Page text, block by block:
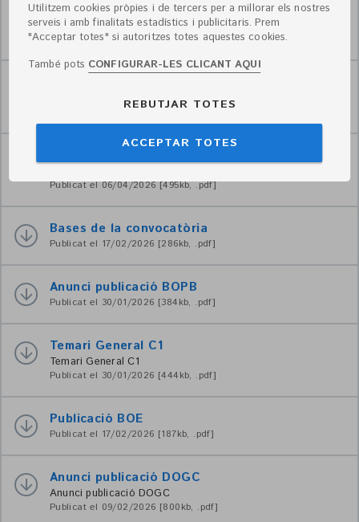
Declaració responsable
Declaració responsable
Publicat el 30/01/2026 [455kb, .pdf]
Modificació BOPB
Publicat el 25/05/2026 [87kb, .pdf]
Publicat el 06/04/2026 [495kb, .pdf]
Bases de la convocatòria
Publicat el 17/02/2026 [286kb, .pdf]
Anunci publicació BOPB
Publicat el 30/01/2026 [384kb, .pdf]
Temari General C1
Temari General C1
Publicat el 30/01/2026 [444kb, .pdf]
Publicació BOE
Publicat el 17/02/2026 [187kb, .pdf]
Anunci publicació DOGC
Anunci publicació DOGC
Publicat el 09/02/2026 [800kb, .pdf]
Utilitzem cookies pròpies i de tercers per a millorar els nostres
serveis i amb finalitats estadístics i publicitaris. Prem
"Acceptar totes" si autoritzes totes aquestes cookies.
També pots CONFIGURAR-LES CLICANT AQUI
REBUTJAR TOTES
ACCEPTAR TOTES